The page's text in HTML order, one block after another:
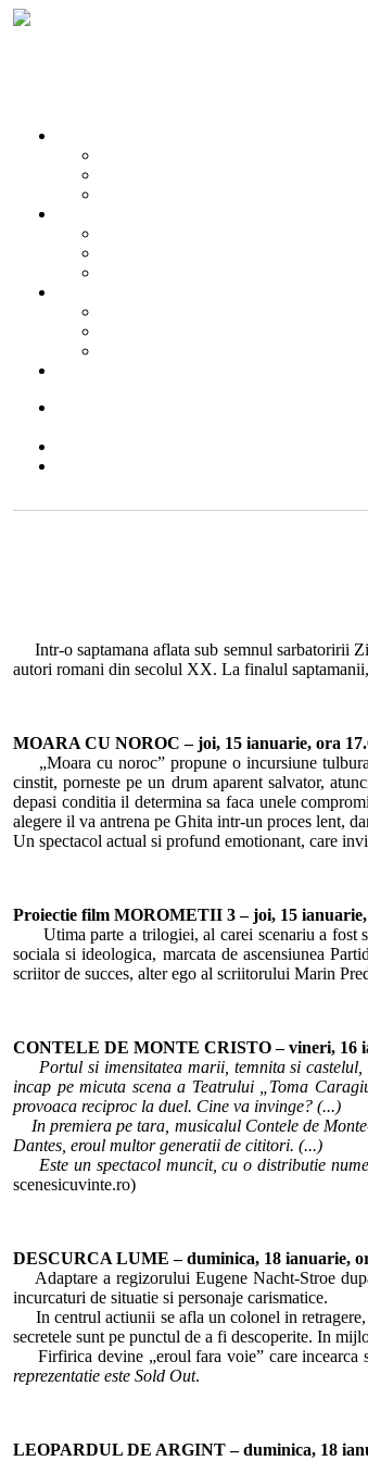
Intr-o saptamana aflata sub semnul sarbatoririi
autori romani din secolul XX. La finalul
MOARA CU NOROC – joi, 15 ianuarie, ora
„Moara cu noroc” propune o incursiune
cinstit, porneste pe un drum aparent salvator,
depasi conditia il determina sa faca unele
alegere il va antrena pe Ghita intr-un proces lent,
Un spectacol actual si profund emotionant, care
Proiectie film MOROMETII 3 – joi, 15
Utima parte a trilogiei, al carei scenariu a fost
sociala si ideologica, marcata de ascensiunea
scriitor de succes, alter ego al scriitorului Marin
CONTELE DE MONTE CRISTO – vineri, 16
Portul si imensitatea marii, temnita si
incap pe micuta scena a Teatrului „Toma
provoaca reciproc la duel. Cine va invinge? (...)
In premiera pe tara, musicalul Contele de
Dantes, eroul multor generatii de cititori. (...)
Este un spectacol muncit, cu o distributie
scenesicuvinte.ro)
DESCURCA LUME – duminica, 18 ianuarie,
Adaptare a regizorului Eugene Nacht-Stroe
incurcaturi de situatie si personaje carismatice.
In centrul actiunii se afla un colonel in retragere,
secretele sunt pe punctul de a fi descoperite. In
Firfirica devine „eroul fara voie” care incearca
reprezentatie este Sold Out.
LEOPARDUL DE ARGINT – duminica, 18